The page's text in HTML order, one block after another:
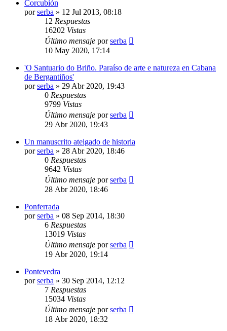
Corcubión
porserba » 12 Jul 2013, 08:18
12 Respuestas
16202 Vistas
Último mensaje porserba
10 May 2020, 17:14
'O Santuario do Briño. Paraíso de arte e natureza en Cabana
de Bergantiños'
porserba » 29 Abr 2020, 19:43
0 Respuestas
9799 Vistas
Último mensaje porserba
29 Abr 2020, 19:43
Un manuscrito ateigado de historia
porserba » 28 Abr 2020, 18:46
0 Respuestas
9642 Vistas
Último mensaje porserba
28 Abr 2020, 18:46
Ponferrada
porserba » 08 Sep 2014, 18:30
6 Respuestas
13019 Vistas
Último mensaje porserba
19 Abr 2020, 19:14
Pontevedra
porserba » 30 Sep 2014, 12:12
7 Respuestas
15034 Vistas
Último mensaje porserba
18 Abr 2020, 18:32